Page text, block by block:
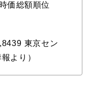
価総額順位
東京セン
より）